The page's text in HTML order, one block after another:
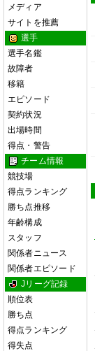
メディア
サイトを推薦
選手
選手名鑑
故障者
移籍
エピソード
契約状況
出場時間
得点・警告
チーム情報
競技場
得点ランキング
勝ち点推移
年齢構成
スタッフ
関係者ニュース
関係者エピソード
Jリーグ記録
順位表
勝ち点
得点ランキング
得失点